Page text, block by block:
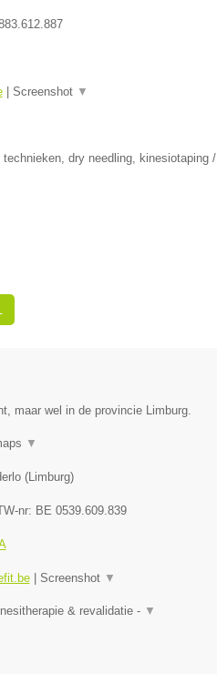
| Screenshot ▼
dry needling, kinesiotaping /
maar wel in de provincie Limburg.
▼
(Limburg)
nr: BE 0539.609.839
| Screenshot ▼
& revalidatie - ▼